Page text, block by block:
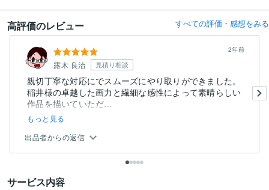
高評価のレビュー すべての評価・感想をみる
露木 良治 見積り相談
2年前
親切丁寧な対応にでスムーズにやり取りができました。
稲井様の卓越した画力と繊細な感性によって素晴らしい
作品を描いていただ...
もっと見る
出品者からの返信
サービス内容